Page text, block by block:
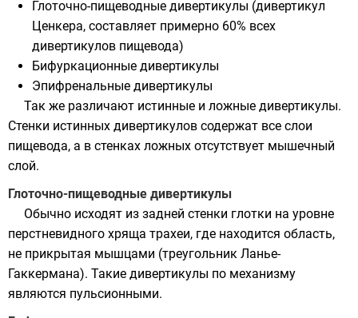
Глоточно-пищеводные дивертикулы (дивертикул
Ценкера, составляет примерно 60% всех
дивертикулов пищевода)
Бифуркационные дивертикулы
Эпифренальные дивертикулы
Так же различают истинные и ложные дивертикулы.
Стенки истинных дивертикулов содержат все слои
пищевода, а в стенках ложных отсутствует мышечный
слой.
Глоточно-пищеводные дивертикулы
Обычно исходят из задней стенки глотки на уровне
перстневидного хряща трахеи, где находится область,
не прикрытая мышцами (треугольник Ланье-
Гаккермана). Такие дивертикулы по механизму
являются пульсионными.